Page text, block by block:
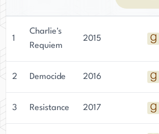
1
Charlie's
Requiem
2015
2 Democide 2016
3 Resistance 2017